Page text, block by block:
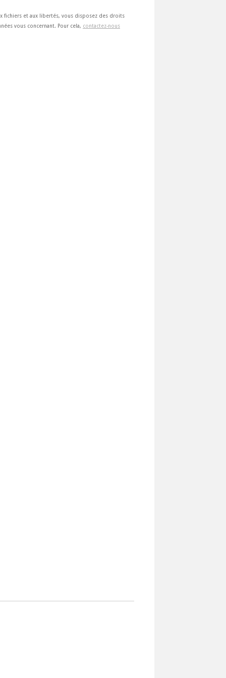
fichiers et aux libertés, vous disposez des droits
vous concernant. Pour cela, contactez-nous